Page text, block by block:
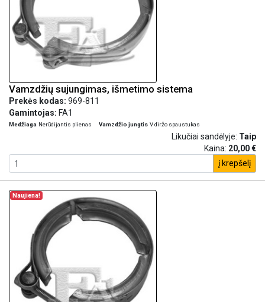
Vamzdžių sujungimas, išmetimo sistema
Prekės kodas: 969-811
Gamintojas: FA1
Medžiaga Nerūdijantis plienas Vamzdžio jungtis V diržo spaustukas
Likučiai sandėlyje: Taip
Kaina: 20,00 €
į krepšelį
Naujiena!